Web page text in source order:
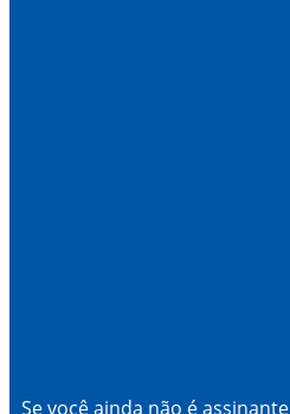
Se você ainda não é assinante